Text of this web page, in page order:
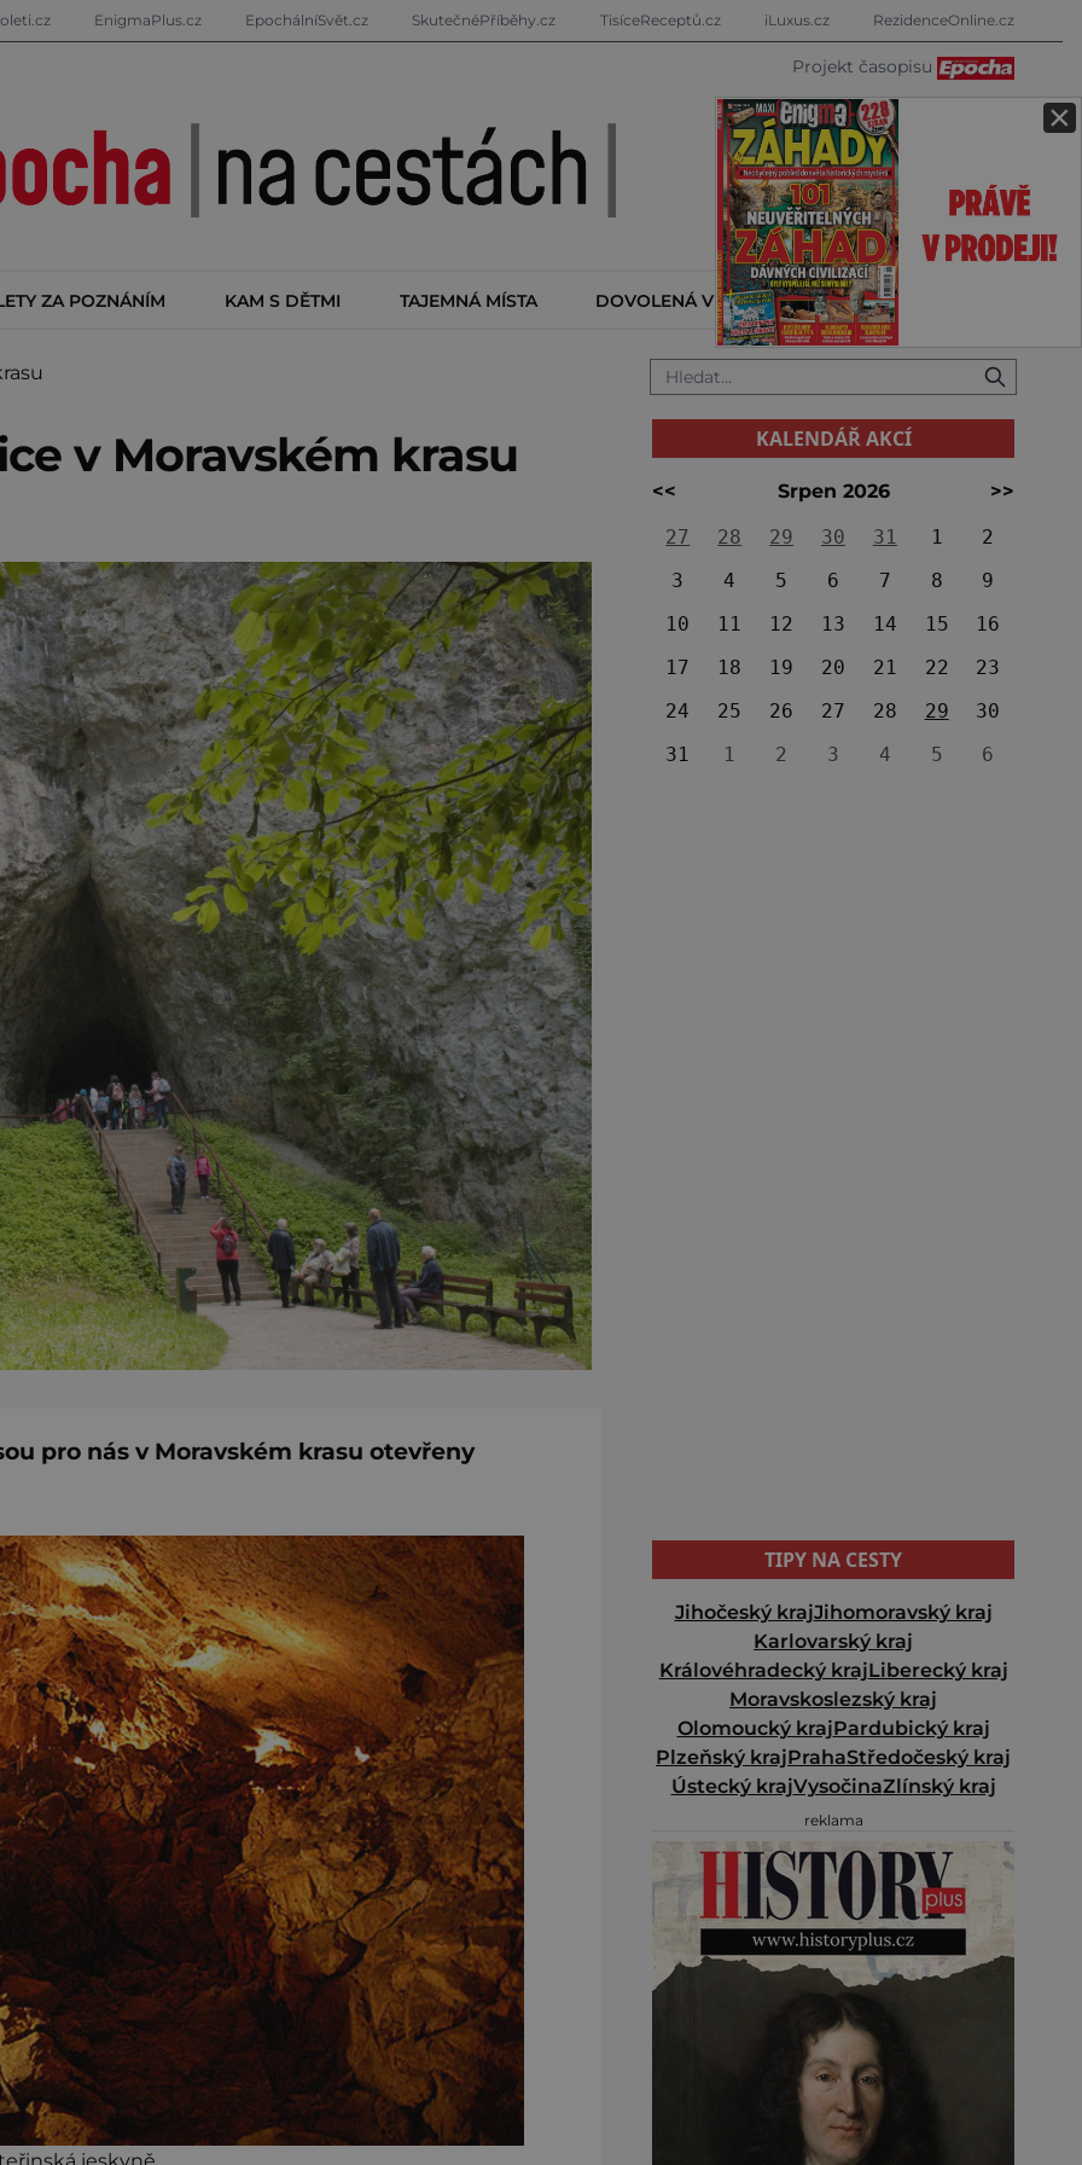
×
EnigmaPlus.cz EpochálníSvět.cz SkutečnéPříběhy.cz TisíceReceptů.cz iLuxus.cz RezidenceOnline.cz
Projekt časopisu
ZA POZNÁNÍM KAM S DĚTMI TAJEMNÁ MÍSTA DOVOLENÁ V ZAHRANIČÍ KALENDÁŘ AKCÍ
v Moravském krasu
pro nás v Moravském krasu otevřeny
KALENDÁŘ AKCÍ
<< Srpen 2026
>>
27
28 29 30 31 1
2
3
4 5 6 7 8
9
10
11 12 13 14 15
16
17
18 19 20 21 22
23
24
25 26 27 28 29
30
31
1 2 3 4 5 6
TIPY NA CESTY
Jihočeský krajJihomoravský kraj
Karlovarský kraj
Královéhradecký krajLiberecký kraj
Moravskoslezský kraj
Olomoucký krajPardubický kraj
Plzeňský krajPrahaStředočeský kraj
Ústecký krajVysočinaZlínský kraj
reklama